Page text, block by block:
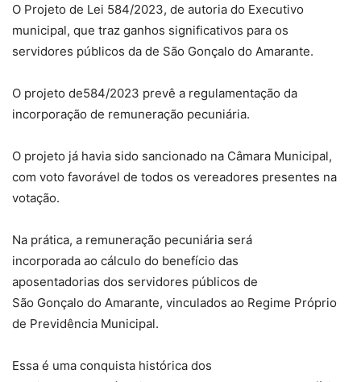
O Projeto de Lei 584/2023, de autoria do Executivo
municipal, que traz ganhos significativos para os
servidores públicos da de São Gonçalo do Amarante.
O projeto de584/2023 prevê a regulamentação da
incorporação de remuneração pecuniária.
O projeto já havia sido sancionado na Câmara Municipal,
com voto favorável de todos os vereadores presentes na
votação.
Na prática, a remuneração pecuniária será
incorporada ao cálculo do benefício das
aposentadorias dos servidores públicos de
São Gonçalo do Amarante, vinculados ao Regime Próprio
de Previdência Municipal.
Essa é uma conquista histórica dos